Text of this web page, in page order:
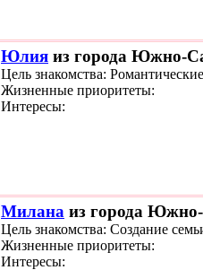
Юлия из города Южно-
Цель знакомства:
Жизненные приоритеты:
Интересы:
Милана из города
Цель знакомства: Создание
Жизненные приоритеты:
Интересы: